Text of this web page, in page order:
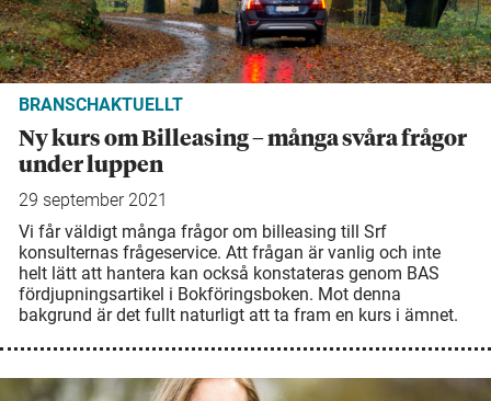
BRANSCHAKTUELLT
Ny kurs om Billeasing – många svåra frågor
under luppen
29 september 2021
Vi får väldigt många frågor om billeasing till Srf
konsulternas frågeservice. Att frågan är vanlig och inte
helt lätt att hantera kan också konstateras genom BAS
fördjupningsartikel i Bokföringsboken. Mot denna
bakgrund är det fullt naturligt att ta fram en kurs i ämnet.